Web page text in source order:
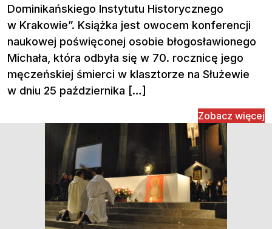
Dominikańskiego Instytutu Historycznego
w Krakowie”. Książka jest owocem konferencji
naukowej poświęconej osobie błogosławionego
Michała, która odbyła się w 70. rocznicę jego
męczeńskiej śmierci w klasztorze na Służewie
w dniu 25 października […]
Zobacz więcej